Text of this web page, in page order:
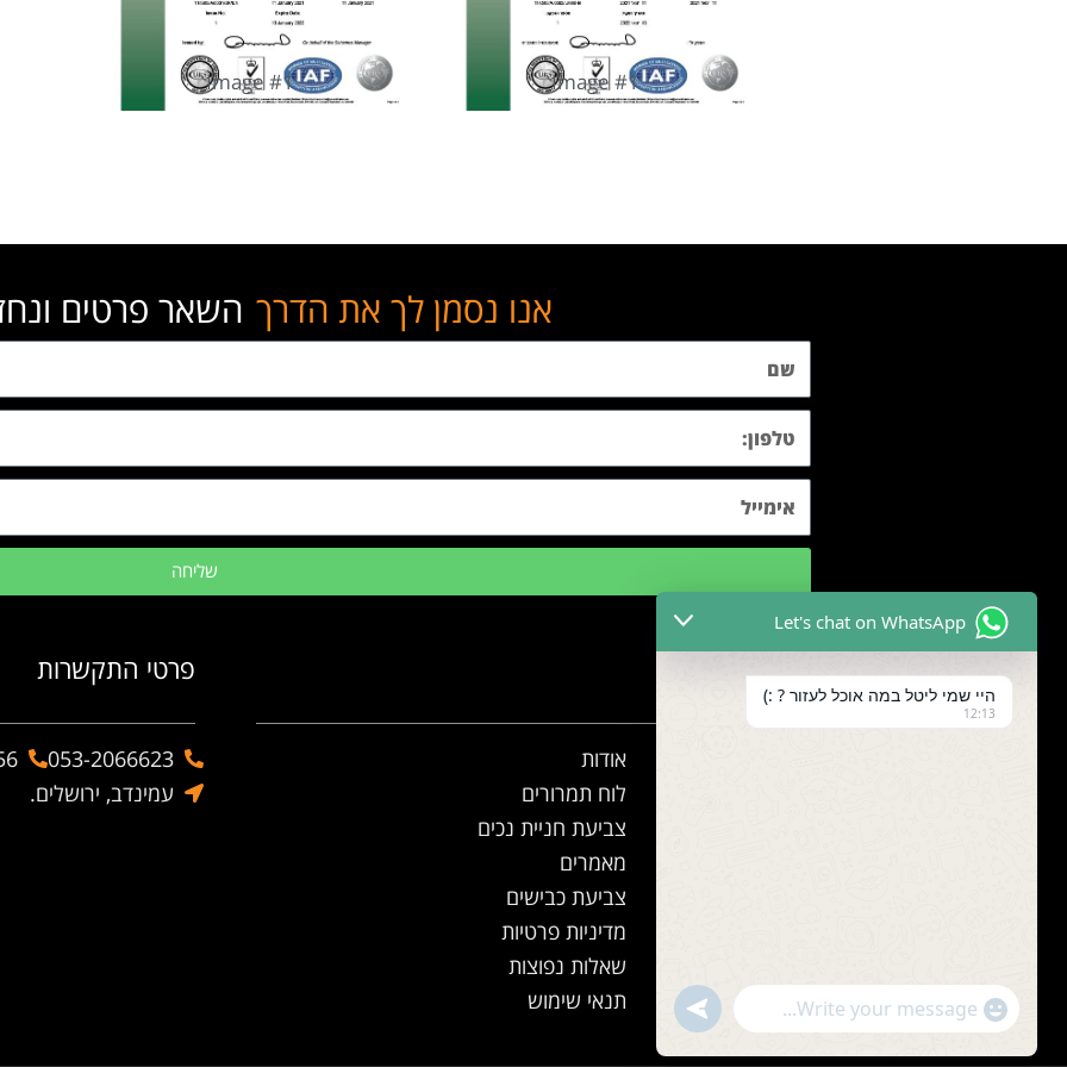
Image #1 Image #1
אנו נסמן לך את הדרך השאר פרטים
שליחה
תפריט ניווט פרטי התקשרות
אודות
לוח תמרורים
צביעת חניית נכים
מאמרים
צביעת כבישים
מדיניות פרטיות
שאלות נפוצות
תנאי שימוש
053-2066623
עמינדב, ירושלים.
Let's chat on WhatsApp
היי שמי ליטל במה אוכל לעזור ? :)
12:13
"+chaty_settings.lang.emoji_picker+"
WhatsApp Message
undefined